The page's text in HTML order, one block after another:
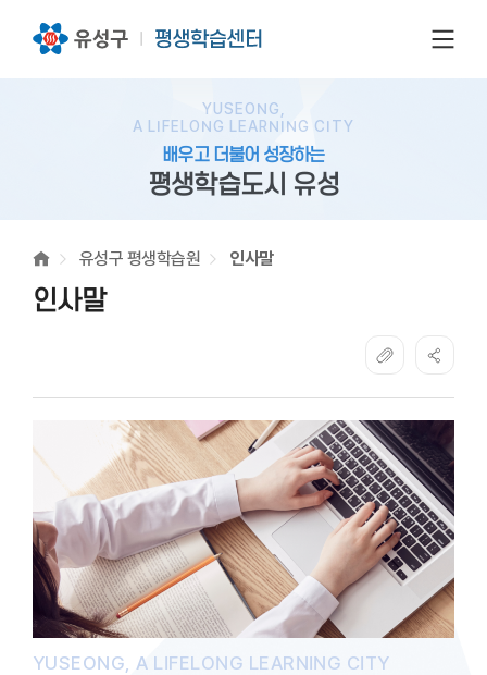
전체
YUSEONG,
A LIFELONG LEARNING CITY
배우고 더불어 성장하는
평생학습도시 유성
유성구 평생학습원 인사말
인사말
YUSEONG, A LIFELONG LEARNING CITY